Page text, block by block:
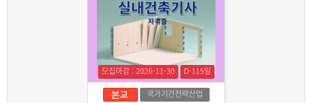
모집마감 : 2026-11-30
D-115일
국가기간전략산업